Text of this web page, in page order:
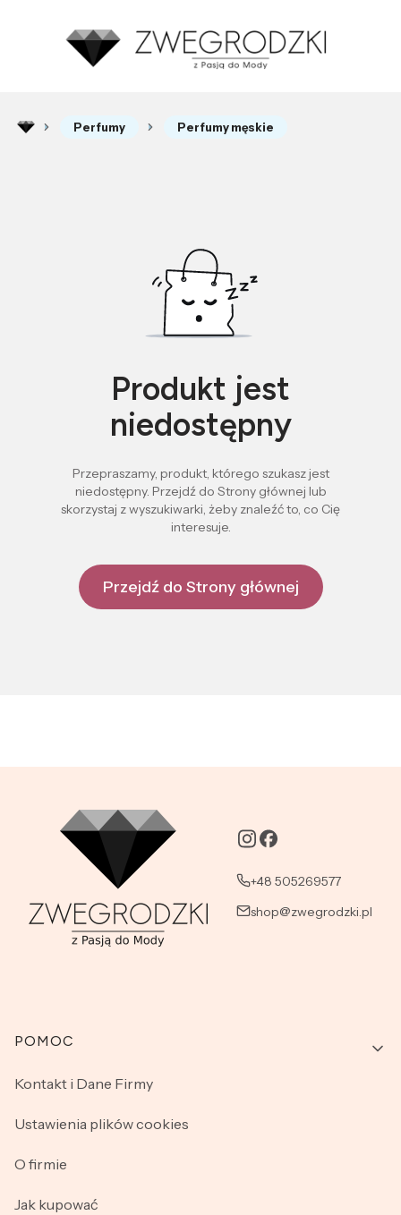
Perfumy Perfumy męskie
Produkt jest
niedostępny
Przepraszamy, produkt, którego szukasz jest
niedostępny. Przejdź do Strony głównej lub
skorzystaj z wyszukiwarki, żeby znaleźć to, co Cię
interesuje.
Przejdź do Strony głównej
+48 505269577
shop@zwegrodzki.pl
Linki w stopce
POMOC
Kontakt i Dane Firmy
Ustawienia plików cookies
O firmie
Jak kupować